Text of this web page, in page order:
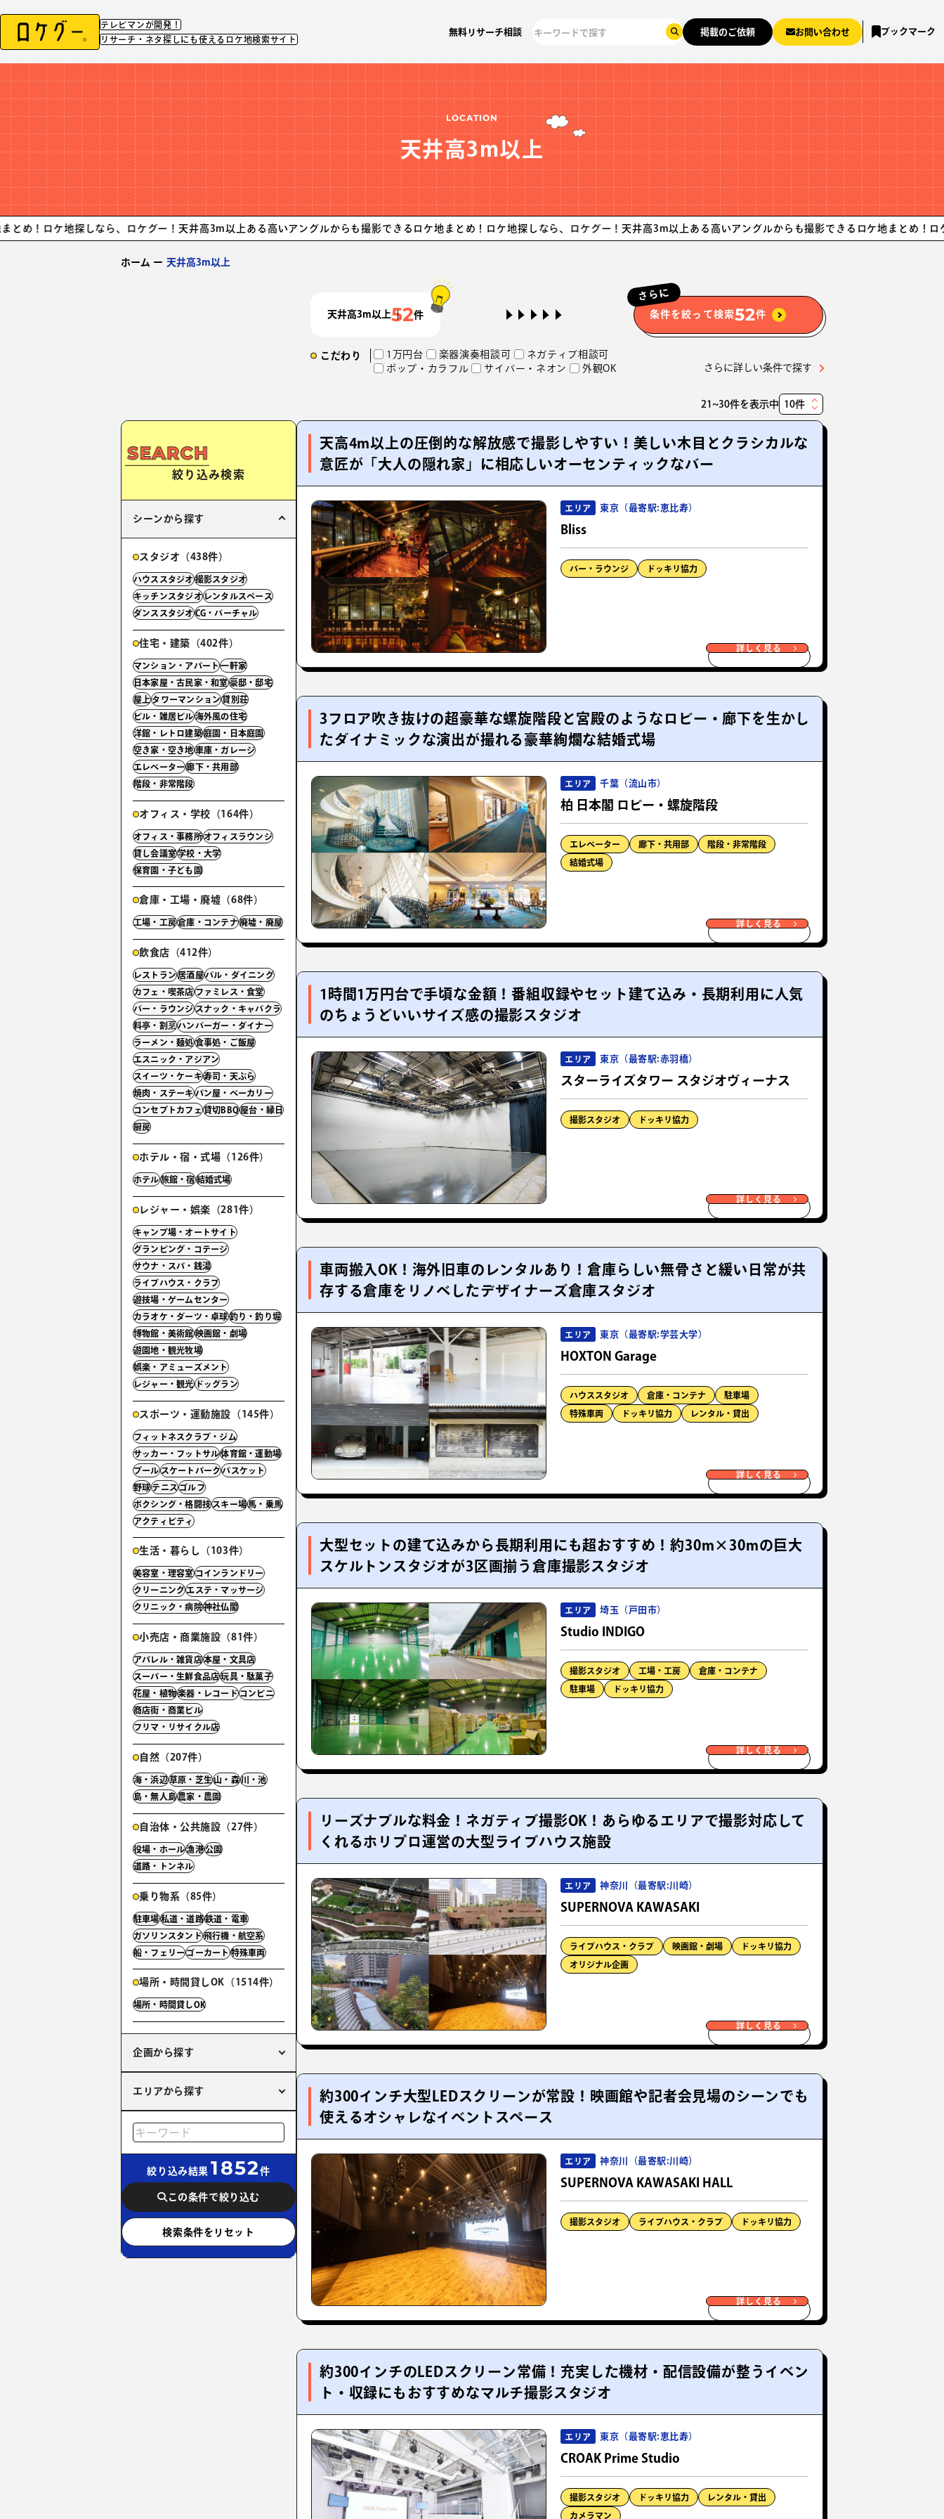
テレビマンが開発！
リサーチ・ネタ探しにも使えるロケ地検索サイト
無料リサーチ相談 掲載のご依頼 お問い合わせ ブックマーク
LOCATION
天井高3m以上
地探しなら、ロケグー！ 天井高3m以上ある高いアングルからも撮影できるロケ地まとめ！ロケ地探しなら、ロケグー！ 天井高3m以上ある高いアングルからも撮影できるロケ地まとめ！ロケ地探しな
ホーム ー 天井高3m以上
天井高3m以上52件
さらに
条件を絞って検索52件
こだわり 1万円台 楽器演奏相談可
ネガティブ相談可
ポップ・カラフル
サイバー・ネオン 外観OK さらに詳しい条件で探す
21~30件を表示中
表
件
天高4m以上の圧倒的な解放感で撮影しやすい！美しい木目とクラシカルな
意匠が「大人の隠れ家」に相応しいオーセンティックなバー
エリア 東京（最寄駅:恵比寿）
Bliss
バー・ラウンジ ドッキリ協力
詳しく見る
3フロア吹き抜けの超豪華な螺旋階段と宮殿のようなロビー・廊下を生かし
たダイナミックな演出が撮れる豪華絢爛な結婚式場
エリア 千葉（流山市）
柏 日本閣 ロビー・螺旋階段
エレベーター 廊下・共用部 階段・非常階段
結婚式場
詳しく見る
1時間1万円台で手頃な金額！番組収録やセット建て込み・長期利用に人気
のちょうどいいサイズ感の撮影スタジオ
エリア 東京（最寄駅:赤羽橋）
スターライズタワー スタジオヴィーナス
撮影スタジオ ドッキリ協力
詳しく見る
車両搬入OK！海外旧車のレンタルあり！倉庫らしい無骨さと緩い日常が共
存する倉庫をリノベしたデザイナーズ倉庫スタジオ
エリア 東京（最寄駅:学芸大学）
HOXTON Garage
ハウススタジオ 倉庫・コンテナ 駐車場
特殊車両 ドッキリ協力 レンタル・貸出
詳しく見る
大型セットの建て込みから長期利用にも超おすすめ！約30m×30mの巨大
スケルトンスタジオが3区画揃う倉庫撮影スタジオ
エリア 埼玉（戸田市）
Studio INDIGO
撮影スタジオ 工場・工房 倉庫・コンテナ
駐車場 ドッキリ協力
詳しく見る
リーズナブルな料金！ネガティブ撮影OK！あらゆるエリアで撮影対応して
くれるホリプロ運営の大型ライブハウス施設
エリア 神奈川（最寄駅:川崎）
SUPERNOVA KAWASAKI
ライブハウス・クラブ 映画館・劇場 ドッキリ協力
オリジナル企画
詳しく見る
約300インチ大型LEDスクリーンが常設！映画館や記者会見場のシーンでも
使えるオシャレなイベントスペース
エリア 神奈川（最寄駅:川崎）
SUPERNOVA KAWASAKI HALL
撮影スタジオ ライブハウス・クラブ ドッキリ協力
詳しく見る
約300インチのLEDスクリーン常備！充実した機材・配信設備が整うイベン
ト・収録にもおすすめなマルチ撮影スタジオ
エリア 東京（最寄駅:恵比寿）
CROAK Prime Studio
撮影スタジオ ドッキリ協力 レンタル・貸出
カメラマン
絞り込み検索
シーンから探す
スタジオ（438件）
ハウススタジオ撮影スタジオ
キッチンスタジオレンタルスペース
ダンススタジオCG・バーチャル
住宅・建築（402件）
マンション・アパート一軒家
日本家屋・古民家・和室豪邸・邸宅
屋上タワーマンション貸別荘
ビル・雑居ビル海外風の住宅
洋館・レトロ建築庭園・日本庭園
空き家・空き地車庫・ガレージ
エレベーター廊下・共用部
階段・非常階段
オフィス・学校（164件）
オフィス・事務所オフィスラウンジ
貸し会議室学校・大学
保育園・子ども園
倉庫・工場・廃墟（68件）
工場・工房倉庫・コンテナ廃墟・廃屋
飲食店（412件）
レストラン居酒屋バル・ダイニング
カフェ・喫茶店ファミレス・食堂
バー・ラウンジスナック・キャバクラ
料亭・割烹ハンバーガー・ダイナー
ラーメン・麺処食事処・ご飯屋
エスニック・アジアン
スイーツ・ケーキ寿司・天ぷら
焼肉・ステーキパン屋・ベーカリー
コンセプトカフェ貸切BBQ屋台・縁日
厨房
ホテル・宿・式場（126件）
ホテル旅館・宿結婚式場
レジャー・娯楽（281件）
キャンプ場・オートサイト
グランピング・コテージ
サウナ・スパ・銭湯
ライブハウス・クラブ
遊技場・ゲームセンター
カラオケ・ダーツ・卓球釣り・釣り堀
博物館・美術館映画館・劇場
遊園地・観光牧場
娯楽・アミューズメント
レジャー・観光ドッグラン
スポーツ・運動施設（145件）
フィットネスクラブ・ジム
サッカー・フットサル体育館・運動場
プールスケートパークバスケット
野球テニスゴルフ
ボクシング・格闘技スキー場馬・乗馬
アクティビティ
生活・暮らし（103件）
美容室・理容室コインランドリー
クリーニングエステ・マッサージ
クリニック・病院神社仏閣
小売店・商業施設（81件）
アパレル・雑貨店本屋・文具店
スーパー・生鮮食品店玩具・駄菓子
花屋・植物楽器・レコードコンビニ
商店街・商業ビル
フリマ・リサイクル店
自然（207件）
海・浜辺草原・芝生山・森川・池
島・無人島農家・農園
自治体・公共施設（27件）
役場・ホール漁港公園
道路・トンネル
乗り物系（85件）
駐車場私道・道路鉄道・電車
ガソリンスタンド飛行機・航空系
船・フェリーゴーカート特殊車両
場所・時間貸しOK（1514件）
場所・時間貸しOK
企画から探す
エリアから探す
絞り込み結果 1852件
この条件で絞り込む
検索条件をリセット